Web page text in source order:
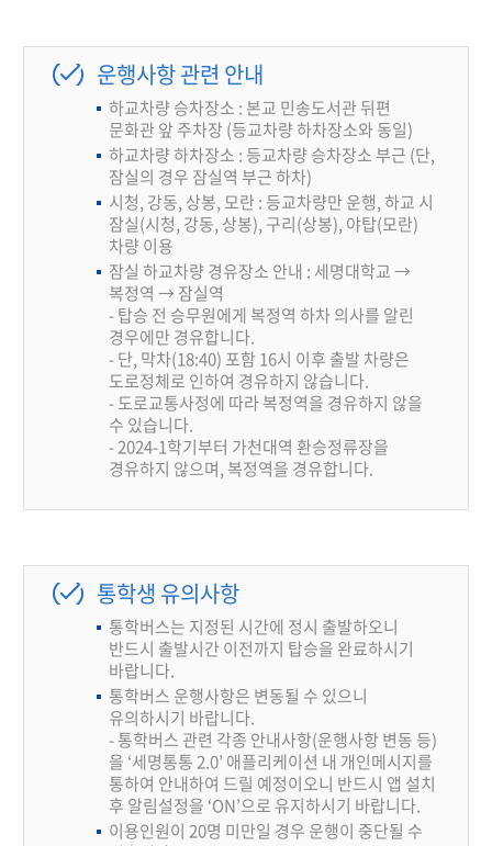
운행사항 관련 안내
하교차량 승차장소 : 본교 민송도서관 뒤편
문화관 앞 주차장 (등교차량 하차장소와 동일)
하교차량 하차장소 : 등교차량 승차장소 부근 (단,
잠실의 경우 잠실역 부근 하차)
시청, 강동, 상봉, 모란 : 등교차량만 운행, 하교 시
잠실(시청, 강동, 상봉), 구리(상봉), 야탑(모란)
차량 이용
잠실 하교차량 경유장소 안내 : 세명대학교 →
복정역 → 잠실역
- 탑승 전 승무원에게 복정역 하차 의사를 알린
경우에만 경유합니다.
- 단, 막차(18:40) 포함 16시 이후 출발 차량은
도로정체로 인하여 경유하지 않습니다.
- 도로교통사정에 따라 복정역을 경유하지 않을
수 있습니다.
- 2024-1학기부터 가천대역 환승정류장을
경유하지 않으며, 복정역을 경유합니다.
통학생 유의사항
통학버스는 지정된 시간에 정시 출발하오니
반드시 출발시간 이전까지 탑승을 완료하시기
바랍니다.
통학버스 운행사항은 변동될 수 있으니
유의하시기 바랍니다.
- 통학버스 관련 각종 안내사항(운행사항 변동 등)
을 ‘세명통통 2.0’ 애플리케이션 내 개인메시지를
통하여 안내하여 드릴 예정이오니 반드시 앱 설치
후 알림설정을 ‘ON’으로 유지하시기 바랍니다.
이용인원이 20명 미만일 경우 운행이 중단될 수